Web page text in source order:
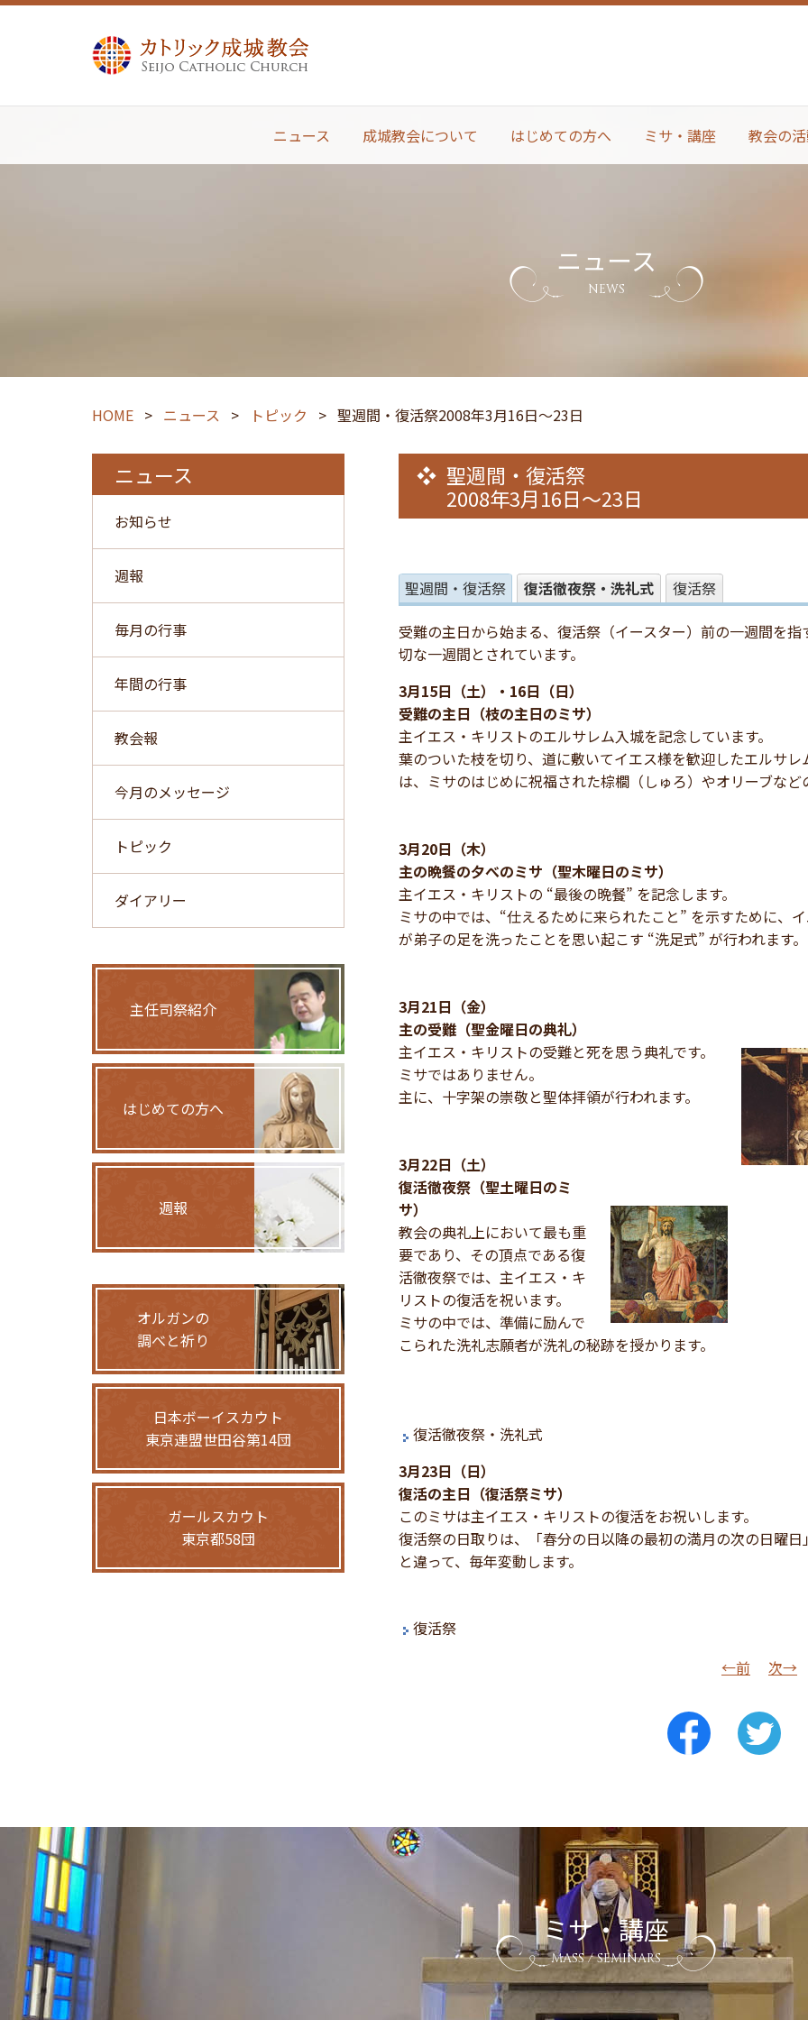
ニュース 成城教会について はじめての方へ ミサ・講座 教会の
ニュース
NEWS
HOME > ニュース > トピック > 聖週間・復活祭2008年3月16日～23日
聖週間・復活祭
2008年3月16日～23日
聖週間・復活祭 復活徹夜祭・洗礼式
復活祭
受難の主日から始まる、復活祭（イースター）前の一週間を
切な一週間とされています。
3月15日（土）・16日（日）
受難の主日（枝の主日のミサ）
主イエス・キリストのエルサレム入城を記念しています。
葉のついた枝を切り、道に敷いてイエス様を歓迎したエルサ
は、ミサのはじめに祝福された棕櫚（しゅろ）やオリーブな
3月20日（木）
主の晩餐の夕べのミサ（聖木曜日のミサ）
主イエス・キリストの “最後の晩餐” を記念します。
ミサの中では、“仕えるために来られたこと” を示すために、
が弟子の足を洗ったことを思い起こす “洗足式” が行われます。
3月21日（金）
主の受難（聖金曜日の典礼）
主イエス・キリストの受難と死を思う典礼です。
ミサではありません。
主に、十字架の崇敬と聖体拝領が行われます。
3月22日（土）
復活徹夜祭（聖土曜日のミ
サ）
教会の典礼上において最も重
要であり、その頂点である復
活徹夜祭では、主イエス・キ
リストの復活を祝います。
ミサの中では、準備に励んで
こられた洗礼志願者が洗礼の秘跡を授かります。
復活徹夜祭・洗礼式
3月23日（日）
復活の主日（復活祭ミサ）
このミサは主イエス・キリストの復活をお祝いします。
復活祭の日取りは、「春分の日以降の最初の満月の次の日曜
と違って、毎年変動します。
復活祭
←前
次→
ニュース
お知らせ
週報
毎月の行事
年間の行事
教会報
今月のメッセージ
トピック
ダイアリー
主任司祭紹介
はじめての方へ
週報
オルガンの
調べと祈り
日本ボーイスカウト
東京連盟世田谷第14団
ガールスカウト
東京都58団
ミサ・講座
MASS / SEMINARS